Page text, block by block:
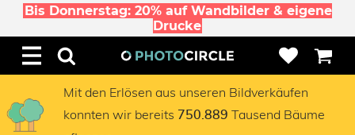
Bis Donnerstag: 20% auf Wandbilder & eigene
Drucke
Mit den Erlösen aus unseren Bildverkäufen
konnten wir bereits 750.889 Tausend Bäume